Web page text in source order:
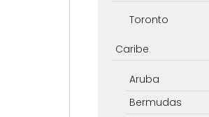
Toronto
Caribe
Aruba
Bermudas